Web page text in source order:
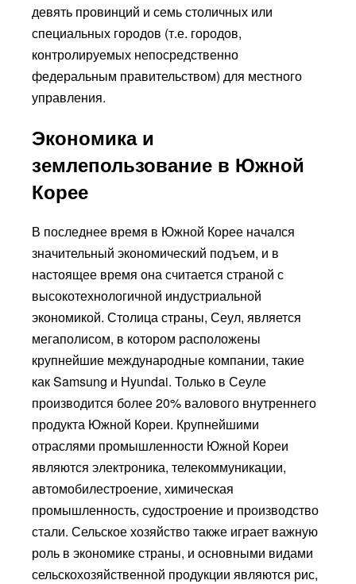
девять провинций и семь столичных или
специальных городов (т.е. городов,
контролируемых непосредственно
федеральным правительством) для местного
управления.
Экономика и
землепользование в Южной
Корее
В последнее время в Южной Корее начался
значительный экономический подъем, и в
настоящее время она считается страной с
высокотехнологичной индустриальной
экономикой. Столица страны, Сеул, является
мегаполисом, в котором расположены
крупнейшие международные компании, такие
как Samsung и Hyundai. Только в Сеуле
производится более 20% валового внутреннего
продукта Южной Кореи. Крупнейшими
отраслями промышленности Южной Кореи
являются электроника, телекоммуникации,
автомобилестроение, химическая
промышленность, судостроение и производство
стали. Сельское хозяйство также играет важную
роль в экономике страны, и основными видами
сельскохозяйственной продукции являются рис,